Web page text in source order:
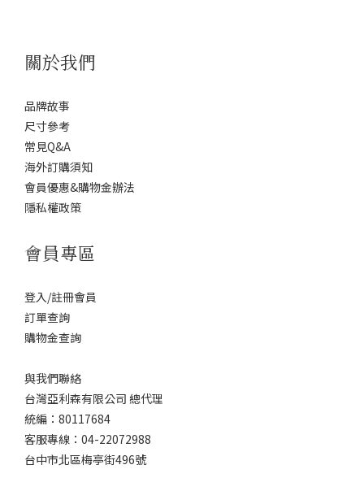
關於我們
品牌故事
尺寸參考
常見Q&A
海外訂購須知
會員優惠&購物金辦法
隱私權政策
會員專區
登入/註冊會員
訂單查詢
購物金查詢
與我們聯絡
台灣亞利森有限公司 總代理
統編：80117684
客服專線：04-22072988
台中市北區梅亭街496號